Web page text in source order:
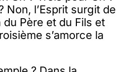
Non, l’Esprit surgit de
du Père et du Fils et
s’amorce la